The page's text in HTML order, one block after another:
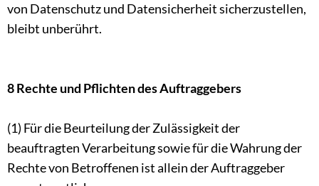
von Datenschutz und Datensicherheit sicherzustellen,
bleibt unberührt.
8 Rechte und Pflichten des Auftraggebers
(1) Für die Beurteilung der Zulässigkeit der
beauftragten Verarbeitung sowie für die Wahrung der
Rechte von Betroffenen ist allein der Auftraggeber